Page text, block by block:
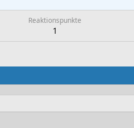
Reaktionspunkte
1